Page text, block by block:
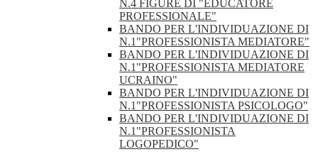
N.4 FIGURE DI "EDUCATORE
PROFESSIONALE"
BANDO PER L'INDIVIDUAZIONE DI
N.1"PROFESSIONISTA MEDIATORE"
BANDO PER L'INDIVIDUAZIONE DI
N.1"PROFESSIONISTA MEDIATORE
UCRAINO"
BANDO PER L'INDIVIDUAZIONE DI
N.1"PROFESSIONISTA PSICOLOGO"
BANDO PER L'INDIVIDUAZIONE DI
N.1"PROFESSIONISTA
LOGOPEDICO"